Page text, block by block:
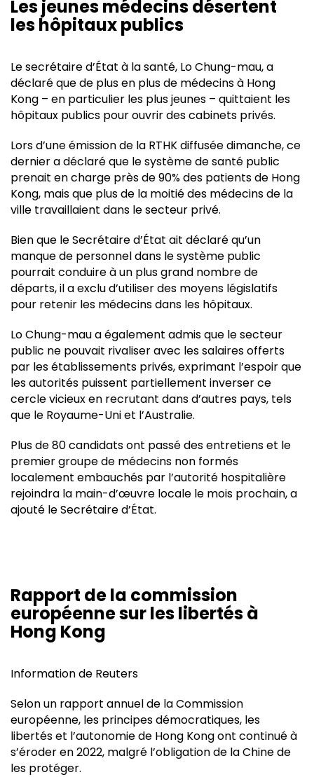
Les jeunes médecins désertent
les hôpitaux publics
Le secrétaire d’État à la santé, Lo Chung-mau, a
déclaré que de plus en plus de médecins à Hong
Kong – en particulier les plus jeunes – quittaient les
hôpitaux publics pour ouvrir des cabinets privés.
Lors d’une émission de la RTHK diffusée dimanche, ce
dernier a déclaré que le système de santé public
prenait en charge près de 90% des patients de Hong
Kong, mais que plus de la moitié des médecins de la
ville travaillaient dans le secteur privé.
Bien que le Secrétaire d’État ait déclaré qu’un
manque de personnel dans le système public
pourrait conduire à un plus grand nombre de
départs, il a exclu d’utiliser des moyens législatifs
pour retenir les médecins dans les hôpitaux.
Lo Chung-mau a également admis que le secteur
public ne pouvait rivaliser avec les salaires offerts
par les établissements privés, exprimant l’espoir que
les autorités puissent partiellement inverser ce
cercle vicieux en recrutant dans d’autres pays, tels
que le Royaume-Uni et l’Australie.
Plus de 80 candidats ont passé des entretiens et le
premier groupe de médecins non formés
localement embauchés par l’autorité hospitalière
rejoindra la main-d’œuvre locale le mois prochain, a
ajouté le Secrétaire d’État.
Rapport de la commission
européenne sur les libertés à
Hong Kong
Information de Reuters
Selon un rapport annuel de la Commission
européenne, les principes démocratiques, les
libertés et l’autonomie de Hong Kong ont continué à
s’éroder en 2022, malgré l’obligation de la Chine de
les protéger.